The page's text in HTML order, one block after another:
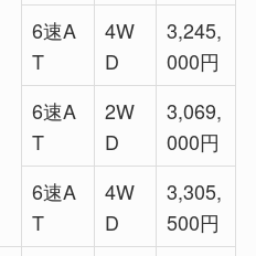
6速A
T
4W
D
3,245,
000円
6速A
T
2W
D
3,069,
000円
6速A
T
4W
D
3,305,
500円